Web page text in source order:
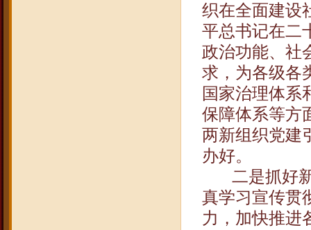
织在全面建设
平总书记在二
政治功能、社
求，为各级各
国家治理体系
保障体系等方
两新组织党建
办好。
二是抓好
真学习宣传贯
力，加快推进